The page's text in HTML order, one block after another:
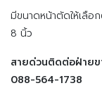
มีขนาดหน้าตัดให้เลื
8 นิ้ว
สายด่วนติดต่อฝ่ายข
088-564-1738